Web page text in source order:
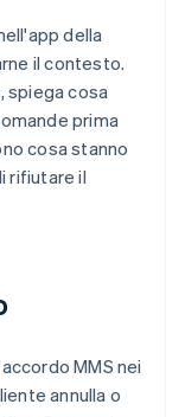
della
il contesto.
spiega cosa
prima
cosa stanno
rifiutare il
MMS nei
annulla o